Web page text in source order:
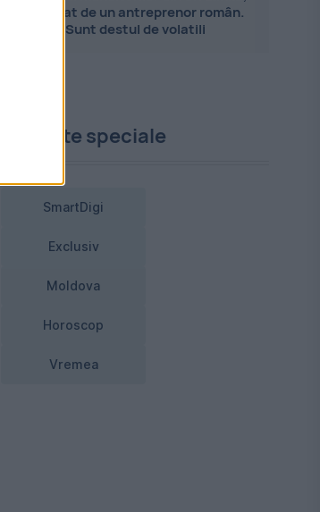
explicat de un antreprenor român.
Sunt destul de volatili
Proiecte speciale
SmartDigi
Exclusiv
Moldova
Horoscop
Vremea